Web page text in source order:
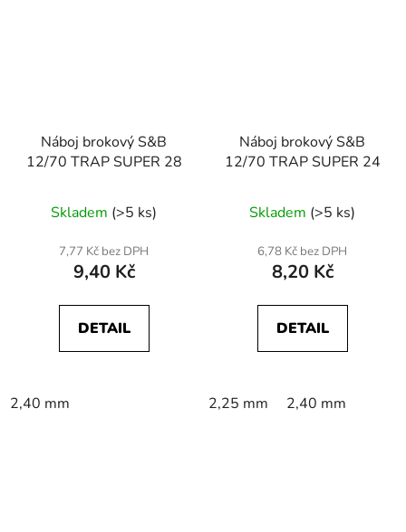
Náboj brokový S&B
12/70 TRAP SUPER 28
Skladem (>5 ks)
7,77 Kč bez DPH
9,40 Kč
DETAIL
2,40 mm
Náboj brokový S&B
12/70 TRAP SUPER 24
Skladem (>5 ks)
6,78 Kč bez DPH
8,20 Kč
DETAIL
2,25 mm 2,40 mm